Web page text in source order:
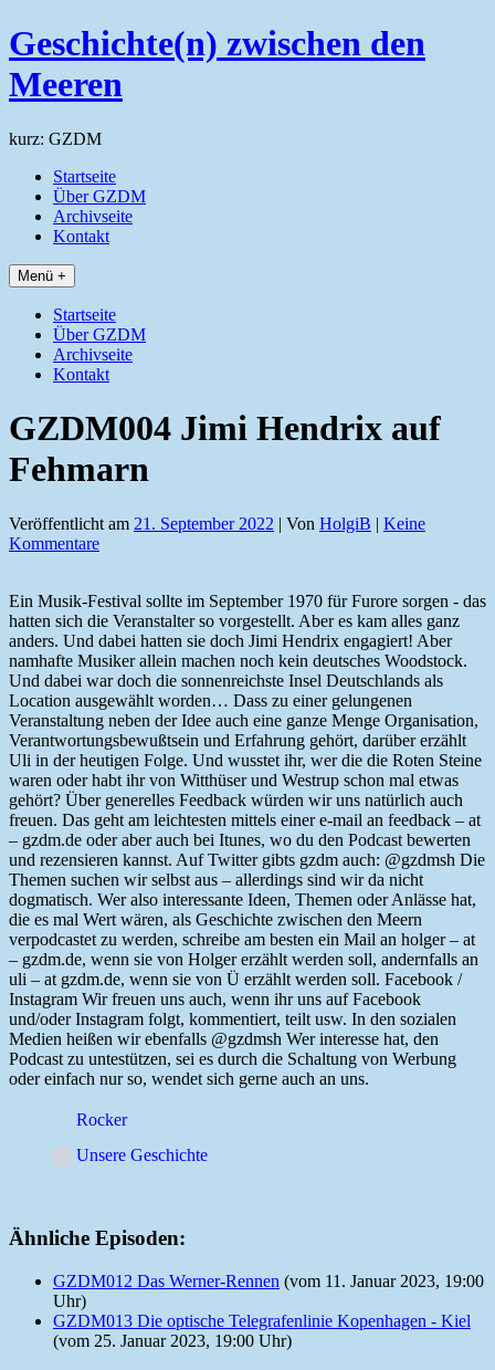
Zum
Inhalt
springen
Geschichte(n) zwischen den
Meeren
kurz: GZDM
Startseite
Über GZDM
Archivseite
Kontakt
Menü +
Startseite
Über GZDM
Archivseite
Kontakt
GZDM004 Jimi Hendrix auf
Fehmarn
Veröffentlicht am 21. September 2022 | Von HolgiB | Keine
Kommentare
Ein Musik-Festival sollte im September 1970 für Furore sorgen - das
hatten sich die Veranstalter so vorgestellt. Aber es kam alles ganz
anders. Und dabei hatten sie doch Jimi Hendrix engagiert! Aber
namhafte Musiker allein machen noch kein deutsches Woodstock.
Und dabei war doch die sonnenreichste Insel Deutschlands als
Location ausgewählt worden… Dass zu einer gelungenen
Veranstaltung neben der Idee auch eine ganze Menge Organisation,
Verantwortungsbewußtsein und Erfahrung gehört, darüber erzählt
Uli in der heutigen Folge. Und wusstet ihr, wer die die Roten Steine
waren oder habt ihr von Witthüser und Westrup schon mal etwas
gehört? Über generelles Feedback würden wir uns natürlich auch
freuen. Das geht am leichtesten mittels einer e-mail an feedback – at
– gzdm.de oder aber auch bei Itunes, wo du den Podcast bewerten
und rezensieren kannst. Auf Twitter gibts gzdm auch: @gzdmsh Die
Themen suchen wir selbst aus – allerdings sind wir da nicht
dogmatisch. Wer also interessante Ideen, Themen oder Anlässe hat,
die es mal Wert wären, als Geschichte zwischen den Meern
verpodcastet zu werden, schreibe am besten ein Mail an holger – at
– gzdm.de, wenn sie von Holger erzählt werden soll, andernfalls an
uli – at gzdm.de, wenn sie von Ü erzählt werden soll. Facebook /
Instagram Wir freuen uns auch, wenn ihr uns auf Facebook
und/oder Instagram folgt, kommentiert, teilt usw. In den sozialen
Medien heißen wir ebenfalls @gzdmsh Wer interesse hat, den
Podcast zu untestützen, sei es durch die Schaltung von Werbung
oder einfach nur so, wendet sich gerne auch an uns.
Rocker
Unsere Geschichte
Ähnliche Episoden:
GZDM012 Das Werner-Rennen (vom 11. Januar 2023, 19:00
Uhr)
GZDM013 Die optische Telegrafenlinie Kopenhagen - Kiel
(vom 25. Januar 2023, 19:00 Uhr)